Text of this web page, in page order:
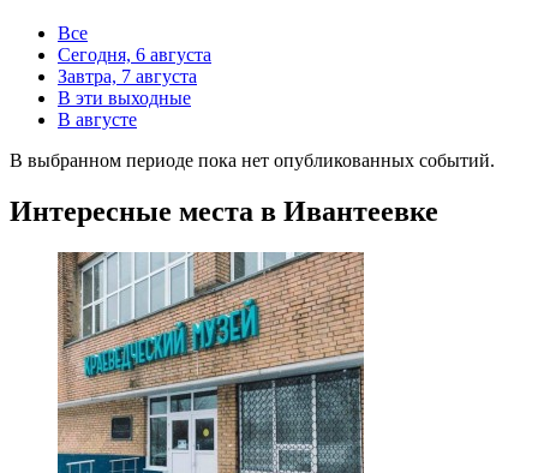
Все
Сегодня, 6 августа
Завтра, 7 августа
В эти выходные
В августе
В выбранном периоде пока нет опубликованных событий.
Интересные места в Ивантеевке